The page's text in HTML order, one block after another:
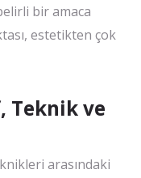
bir amaca
estetikten çok
Teknik ve
arasındaki